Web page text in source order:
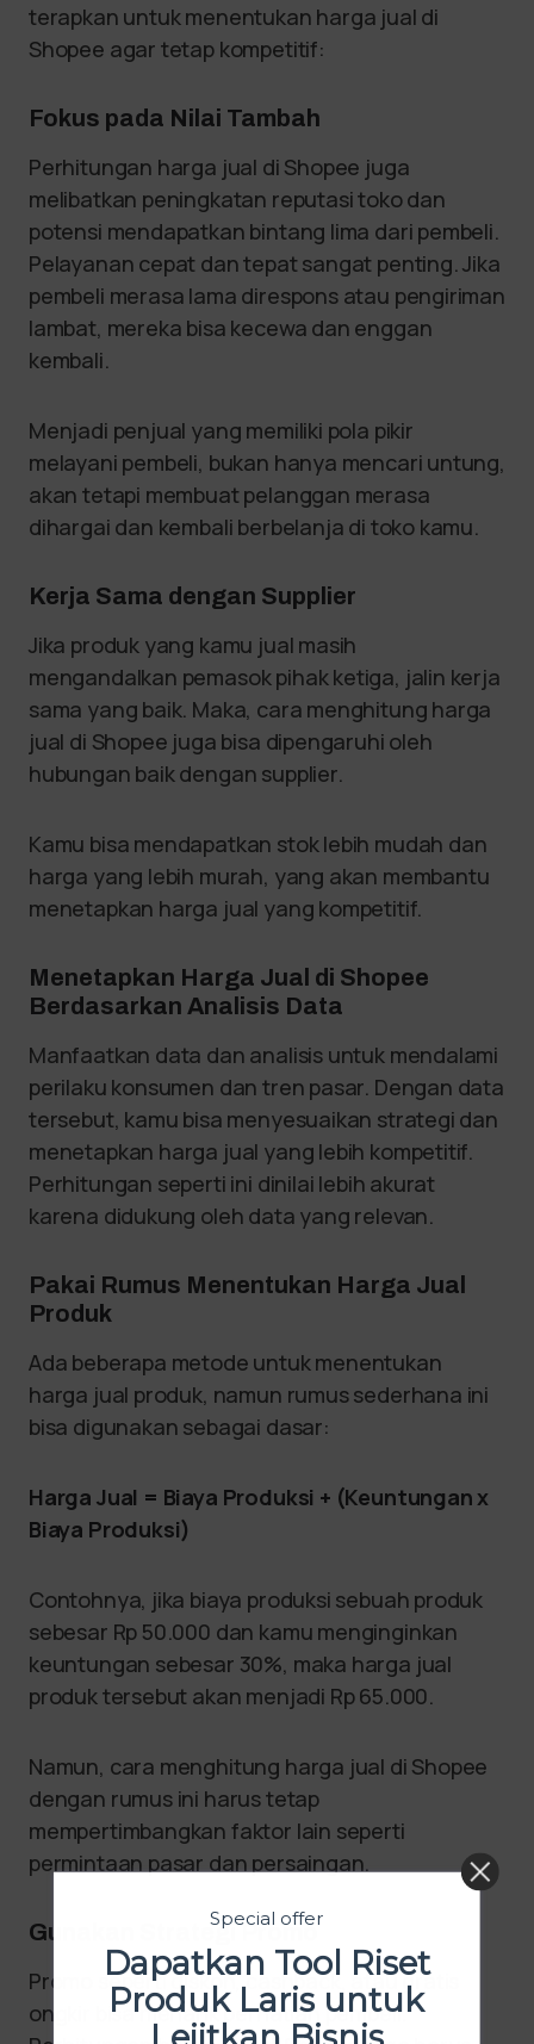
terapkan untuk menentukan harga jual di
Shopee agar tetap kompetitif:
Fokus pada Nilai Tambah
Perhitungan harga jual di Shopee juga
melibatkan peningkatan reputasi toko dan
potensi mendapatkan bintang lima dari pembeli.
Pelayanan cepat dan tepat sangat penting. Jika
pembeli merasa lama direspons atau pengiriman
lambat, mereka bisa kecewa dan enggan
kembali.
Menjadi penjual yang memiliki pola pikir
melayani pembeli, bukan hanya mencari untung,
akan tetapi membuat pelanggan merasa
dihargai dan kembali berbelanja di toko kamu.
Kerja Sama dengan Supplier
Jika produk yang kamu jual masih
mengandalkan pemasok pihak ketiga, jalin kerja
sama yang baik. Maka, cara menghitung harga
jual di Shopee juga bisa dipengaruhi oleh
hubungan baik dengan supplier.
Kamu bisa mendapatkan stok lebih mudah dan
harga yang lebih murah, yang akan membantu
menetapkan harga jual yang kompetitif.
Menetapkan Harga Jual di Shopee
Berdasarkan Analisis Data
Manfaatkan data dan analisis untuk mendalami
perilaku konsumen dan tren pasar. Dengan data
tersebut, kamu bisa menyesuaikan strategi dan
menetapkan harga jual yang lebih kompetitif.
Perhitungan seperti ini dinilai lebih akurat
karena didukung oleh data yang relevan.
Pakai Rumus Menentukan Harga Jual
Produk
Ada beberapa metode untuk menentukan
harga jual produk, namun rumus sederhana ini
bisa digunakan sebagai dasar:
Harga Jual = Biaya Produksi + (Keuntungan x
Biaya Produksi)
Contohnya, jika biaya produksi sebuah produk
sebesar Rp 50.000 dan kamu menginginkan
keuntungan sebesar 30%, maka harga jual
produk tersebut akan menjadi Rp 65.000.
Namun, cara menghitung harga jual di Shopee
dengan rumus ini harus tetap
mempertimbangkan faktor lain seperti
permintaan pasar dan persaingan.
Gunakan Strategi Promo
Promo seperti diskon, cashback, atau gratis
ongkir bisa menarik perhatian pembeli.
Special offer
Dapatkan Tool Riset
Produk Laris untuk